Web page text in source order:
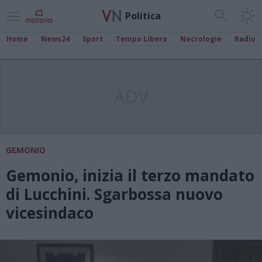
Politica
Home News24 Sport Tempo Libero Necrologie Radio
GEMONIO
Gemonio, inizia il terzo mandato
di Lucchini. Sgarbossa nuovo
vicesindaco